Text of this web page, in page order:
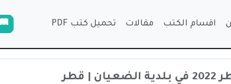
اقسام الكتب مقالات تحميل كتب PDF
| قطر